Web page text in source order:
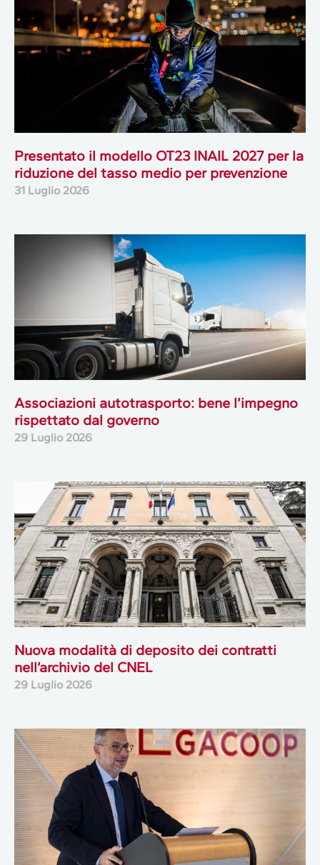
Presentato il modello OT23 INAIL 2027 per la
riduzione del tasso medio per prevenzione
31 Luglio 2026
Associazioni autotrasporto: bene l’impegno
rispettato dal governo
29 Luglio 2026
Nuova modalità di deposito dei contratti
nell’archivio del CNEL
29 Luglio 2026